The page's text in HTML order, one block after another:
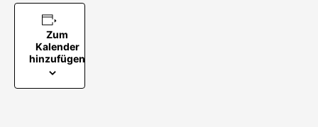
Zum
Kalender
hinzufügen